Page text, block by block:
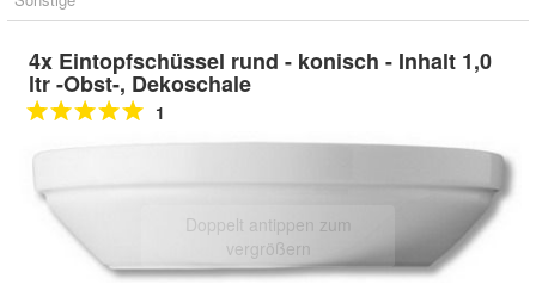
4x Eintopfschüssel rund - konisch - Inhalt 1,0
ltr -Obst-, Dekoschale
1
Doppelt antippen zum
vergrößern